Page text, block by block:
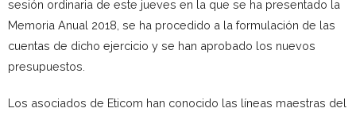
sesión ordinaria de este jueves en la que se ha presentado la
Memoria Anual 2018, se ha procedido a la formulación de las
cuentas de dicho ejercicio y se han aprobado los nuevos
presupuestos.
Los asociados de Eticom han conocido las líneas maestras del